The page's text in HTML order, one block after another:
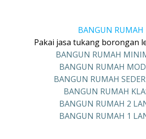
BANGUN RUMAH
Pakai jasa tukang borongan
BANGUN RUMAH
BANGUN RUMAH
BANGUN RUMAH
BANGUN RUMAH
BANGUN RUMAH 2
BANGUN RUMAH 1